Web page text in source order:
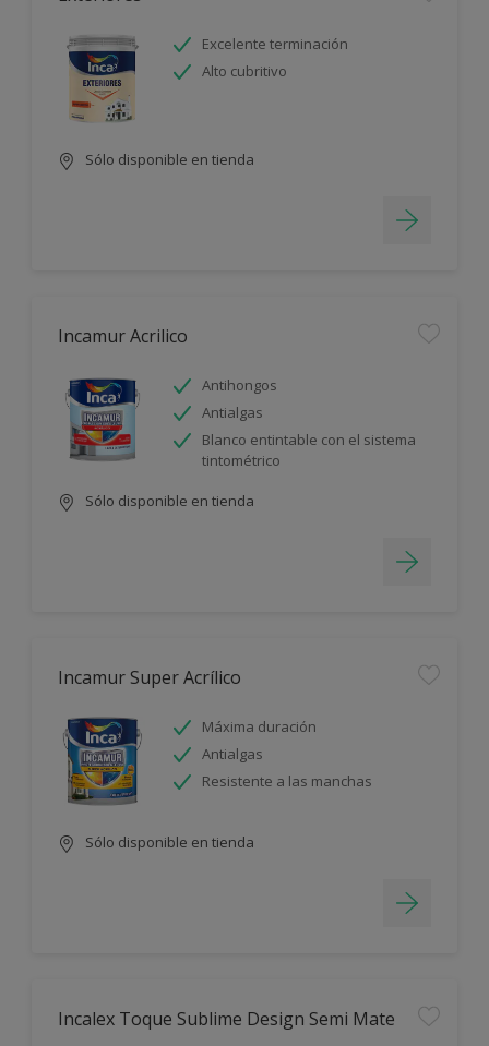
Excelente terminación
Alto cubritivo
Sólo disponible en tienda
Incamur Acrilico
Antihongos
Antialgas
Blanco entintable con el sistema
tintométrico
Sólo disponible en tienda
Incamur Super Acrílico
Máxima duración
Antialgas
Resistente a las manchas
Sólo disponible en tienda
Incalex Toque Sublime Design Semi Mate